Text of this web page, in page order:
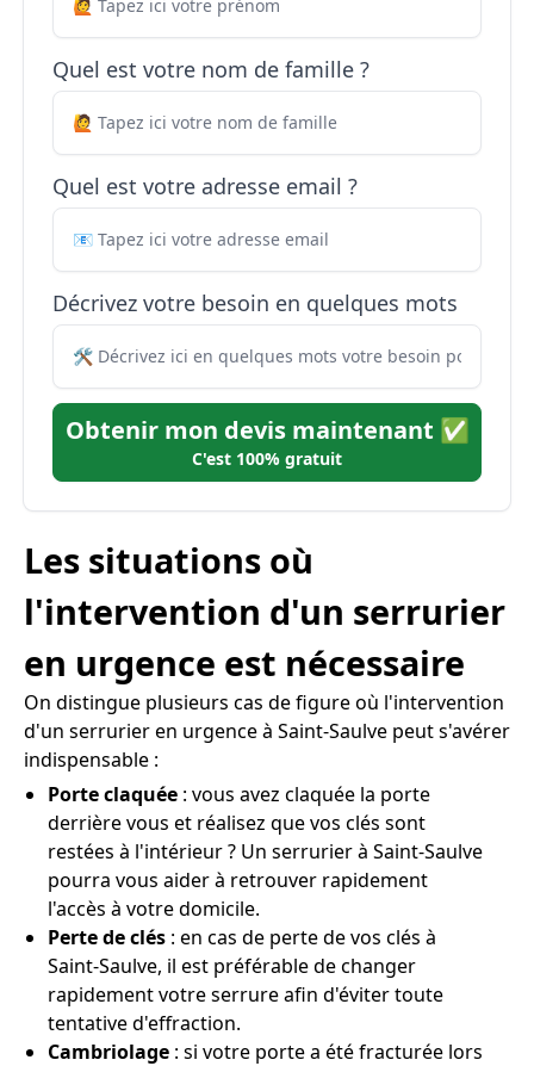
Quel est votre nom de famille ?
Quel est votre adresse email ?
Décrivez votre besoin en quelques mots
Obtenir mon devis maintenant ✅
C'est 100% gratuit
Les situations où
l'intervention d'un serrurier
en urgence est nécessaire
On distingue plusieurs cas de figure où l'intervention
d'un serrurier en urgence à Saint-Saulve peut s'avérer
indispensable :
Porte claquée : vous avez claquée la porte
derrière vous et réalisez que vos clés sont
restées à l'intérieur ? Un serrurier à Saint-Saulve
pourra vous aider à retrouver rapidement
l'accès à votre domicile.
Perte de clés : en cas de perte de vos clés à
Saint-Saulve, il est préférable de changer
rapidement votre serrure afin d'éviter toute
tentative d'effraction.
Cambriolage : si votre porte a été fracturée lors